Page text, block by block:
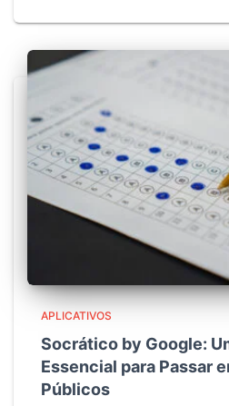
APLICATIVOS
Socrático by Google:
Essencial para Passar
Públicos